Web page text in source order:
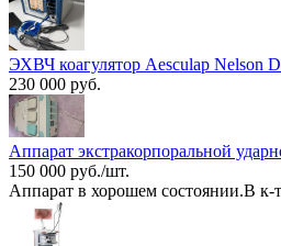
ЭХВЧ коагулятор Aesculap Nelson
230 000 руб.
Аппарат экстракорпоральной
150 000 руб./шт.
Аппарат в хорошем состоянии.В к-